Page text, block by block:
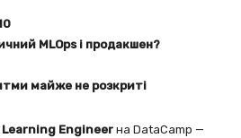
MLOps і продакшен?
майже не розкриті
Learning Engineer на DataCamp —